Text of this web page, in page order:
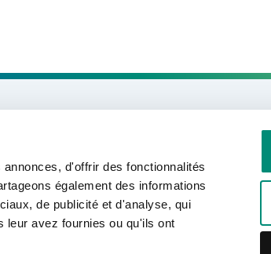
d'offrir des fonctionnalités
également des informations
de publicité et d'analyse, qui
leur avez fournies ou qu'ils ont
Join